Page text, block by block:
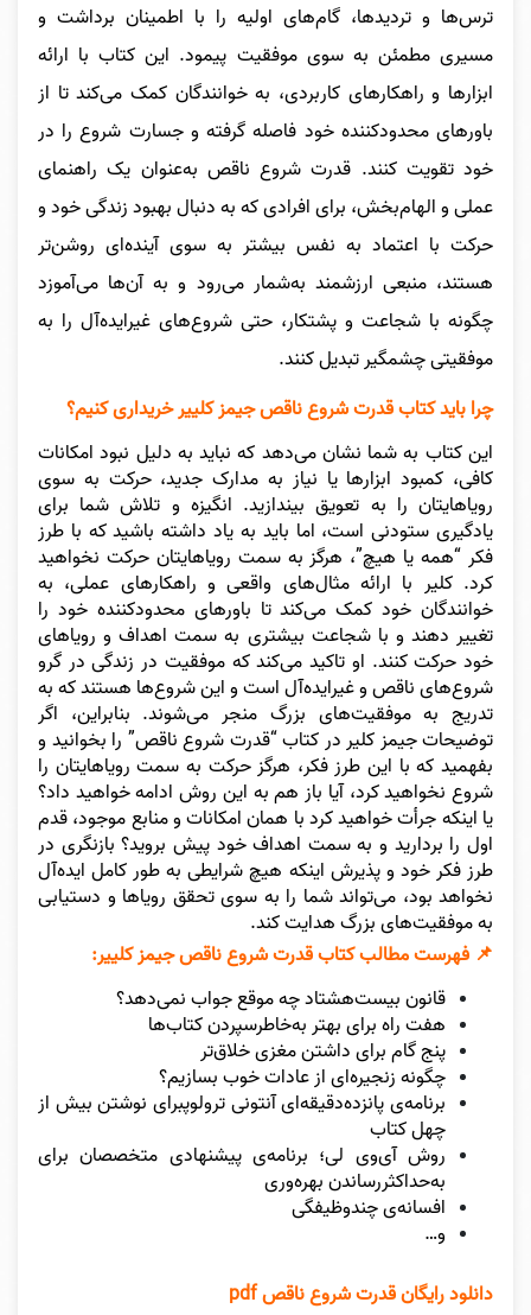
ترس‌ها و تردیدها، گام‌های اولیه را با اطمینان برداشت و
مسیری مطمئن به سوی موفقیت پیمود. این کتاب با ارائه
ابزارها و راهکارهای کاربردی، به خوانندگان کمک می‌کند تا از
باورهای محدودکننده خود فاصله گرفته و جسارت شروع را در
خود تقویت کنند. قدرت شروع ناقص به‌عنوان یک راهنمای
عملی و الهام‌بخش، برای افرادی که به دنبال بهبود زندگی خود و
حرکت با اعتماد به نفس بیشتر به سوی آینده‌ای روشن‌تر
هستند، منبعی ارزشمند به‌شمار می‌رود و به آن‌ها می‌آموزد
چگونه با شجاعت و پشتکار، حتی شروع‌های غیرایده‌آل را به
موفقیتی چشمگیر تبدیل کنند.
چرا باید کتاب قدرت شروع ناقص جیمز کلییر خریداری کنیم؟
این کتاب به شما نشان می‌دهد که نباید به دلیل نبود امکانات
کافی، کمبود ابزارها یا نیاز به مدارک جدید، حرکت به سوی
رویاهایتان را به تعویق بیندازید. انگیزه و تلاش شما برای
یادگیری ستودنی است، اما باید به یاد داشته باشید که با طرز
فکر “همه یا هیچ”، هرگز به سمت رویاهایتان حرکت نخواهید
کرد. کلیر با ارائه مثال‌های واقعی و راهکارهای عملی، به
خوانندگان خود کمک می‌کند تا باورهای محدودکننده خود را
تغییر دهند و با شجاعت بیشتری به سمت اهداف و رویاهای
خود حرکت کنند. او تاکید می‌کند که موفقیت در زندگی در گرو
شروع‌های ناقص و غیرایده‌آل است و این شروع‌ها هستند که به
تدریج به موفقیت‌های بزرگ منجر می‌شوند. بنابراین، اگر
توضیحات جیمز کلیر در کتاب “قدرت شروع ناقص” را بخوانید و
بفهمید که با این طرز فکر، هرگز حرکت به سمت رویاهایتان را
شروع نخواهید کرد، آیا باز هم به این روش ادامه خواهید داد؟
یا اینکه جرأت خواهید کرد با همان امکانات و منابع موجود، قدم
اول را بردارید و به سمت اهداف خود پیش بروید؟ بازنگری در
طرز فکر خود و پذیرش اینکه هیچ شرایطی به طور کامل ایده‌آل
نخواهد بود، می‌تواند شما را به سوی تحقق رویاها و دستیابی
به موفقیت‌های بزرگ هدایت کند.
📌 فهرست مطالب کتاب قدرت شروع ناقص جیمز کلییر:
قانون بیست‌هشتاد چه موقع جواب نمی‌دهد؟
هفت راه برای بهتر ‌به‌خاطرسپردن کتاب‌ها
پنج گام برای داشتن مغزی خلاق‌تر
چگونه زنجیره‌ای از عادات خوب بسازیم؟
برنامه‌ی پانزده‌دقیقه‌ای آنتونی ترولوپبرای نوشتن بیش از
چهل کتاب
روش آی‌وی لی؛ برنامه‌ی پیشنهادی متخصصان برای
به‌حداکثررساندن بهره‌وری
افسانه‌ی چندوظیفگی
و…
دانلود رایگان قدرت شروع ناقص pdf